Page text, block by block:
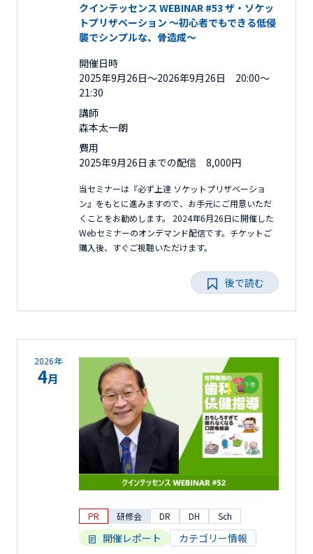
クインテッセンス WEBINAR #53 ザ・ソケッ
トプリザベーション 〜初心者でもできる低侵
襲でシンプルな、骨造成〜
開催日時
2025年9月26日〜2026年9月26日 20:00～
21:30
講師
森本太一朗
費用
2025年9月26日までの配信 8,000円
当セミナーは『必ず上達 ソケットプリザベーショ
ン』をもとに進みますので、お手元にご用意いただ
くことをお勧めします。 2024年6月26日に開催した
Webセミナーのオンデマンド配信です。チケットご
購入後、すぐご視聴いただけます。
後で読む
2026年
4月
PR 研修会 DR DH Sch
開催レポート カテゴリー情報